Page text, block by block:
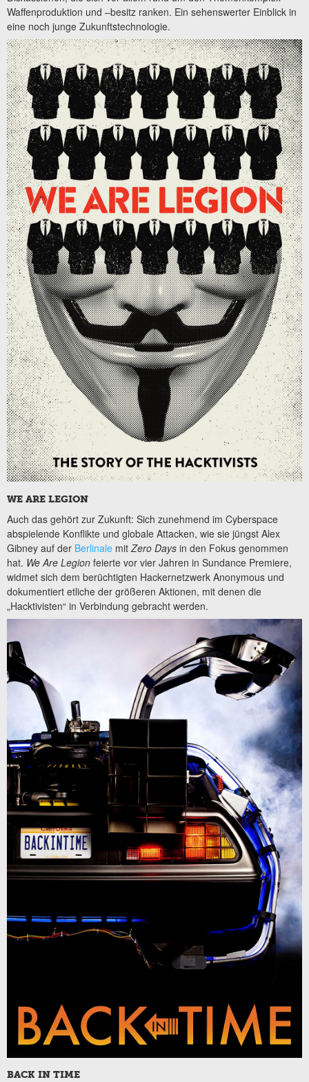
Waffenproduktion und –besitz ranken. Ein sehenswerter Einblick in
eine noch junge Zukunftstechnologie.
WE ARE LEGION
Auch das gehört zur Zukunft: Sich zunehmend im Cyberspace
abspielende Konflikte und globale Attacken, wie sie jüngst Alex
Gibney auf der Berlinale mitZero Days in den Fokus genommen
hat. We Are Legion feierte vor vier Jahren in Sundance Premiere,
widmet sich dem berüchtigten Hackernetzwerk Anonymous und
dokumentiert etliche der größeren Aktionen, mit denen die
„Hacktivisten“ in Verbindung gebracht werden.
BACK IN TIME